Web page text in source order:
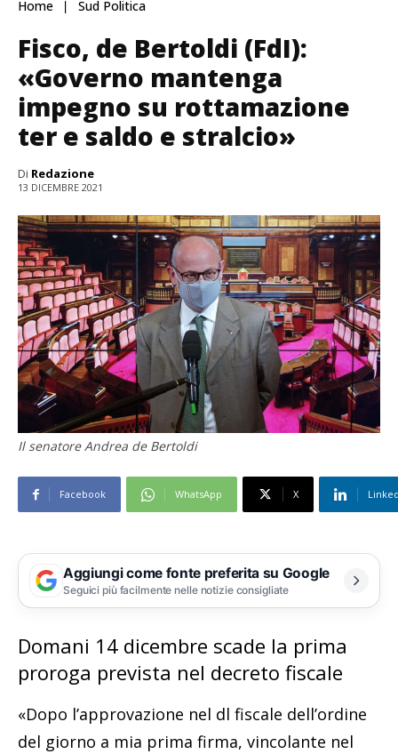
Home Sud Politica
Fisco, de Bertoldi (FdI):
«Governo mantenga
impegno su rottamazione
ter e saldo e stralcio»
Di Redazione
13 DICEMBRE 2021
Il senatore Andrea de Bertoldi
Facebook WhatsApp X
Aggiungi come fonte preferita su Google
Seguici più facilmente nelle notizie consigliate
Domani 14 dicembre scade la prima
proroga prevista nel decreto fiscale
«Dopo l’approvazione nel dl fiscale dell’ordine
del giorno a mia prima firma, vincolante nel